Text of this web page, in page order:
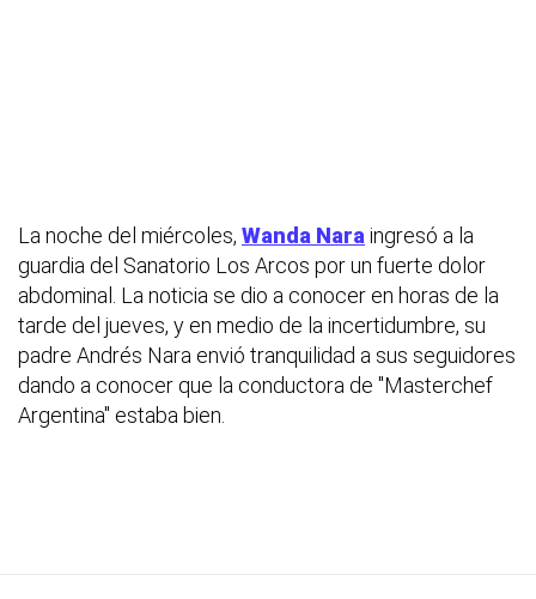
La noche del miércoles, Wanda Nara ingresó a la
guardia del Sanatorio Los Arcos por un fuerte dolor
abdominal. La noticia se dio a conocer en horas de la
tarde del jueves, y en medio de la incertidumbre, su
padre Andrés Nara envió tranquilidad a sus seguidores
dando a conocer que la conductora de "Masterchef
Argentina" estaba bien.